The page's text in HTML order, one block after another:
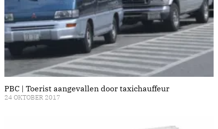
PBC | Toerist aangevallen door taxichauffeur
24 OKTOBER 2017